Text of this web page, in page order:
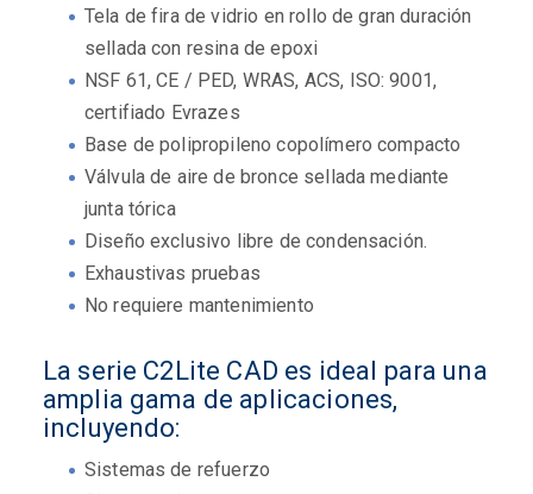
Tela de fira de vidrio en rollo de gran duración
sellada con resina de epoxi
NSF 61, CE / PED, WRAS, ACS, ISO: 9001,
certifiado Evrazes
Base de polipropileno copolímero compacto
Válvula de aire de bronce sellada mediante
junta tórica
Diseño exclusivo libre de condensación.
Exhaustivas pruebas
No requiere mantenimiento
La serie C2Lite CAD es ideal para una
amplia gama de aplicaciones,
incluyendo:
Sistemas de refuerzo